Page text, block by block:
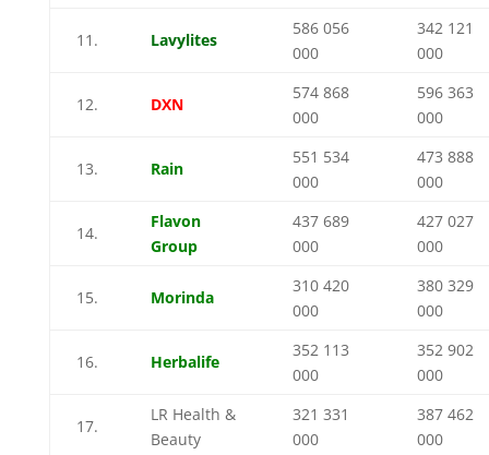
11. Lavylites
586 056
000
342 121
000
12. DXN
574 868
000
596 363
000
13. Rain
551 534
000
473 888
000
14.
Flavon
Group
437 689
000
427 027
000
15. Morinda
310 420
000
380 329
000
16. Herbalife
352 113
000
352 902
000
17.
LR Health &
Beauty
321 331
000
387 462
000